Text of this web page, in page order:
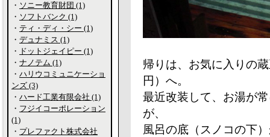
帰りは、お気に入りの
円）へ。
最近改装して、お湯が
が、
風呂の底（スノコの下
・ ソニー教育財団 (1)
・ ソフトバンク (1)
・ ティ・ディ・シー (1)
・ デュナミス (1)
・ ドットジェイピー (1)
・ ナノテム (1)
・ ハリウコミュニケーショ
ンズ (3)
・ ハード工業有限会社 (1)
・ フジイコーポレーション
(1)
・ プレファクト株式会社